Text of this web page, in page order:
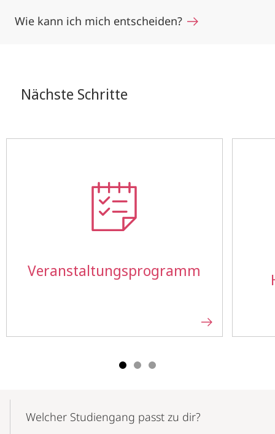
Wie kann ich mich entscheiden?
Nächste Schritte
Veranstaltungs­programm
Mobile-
NavigationWelcher Studien­gang passt zu dir?